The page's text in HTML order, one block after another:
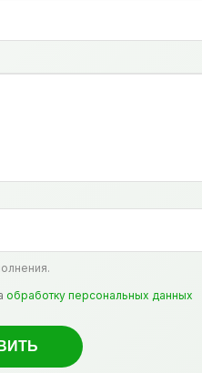
обработку персональных данных